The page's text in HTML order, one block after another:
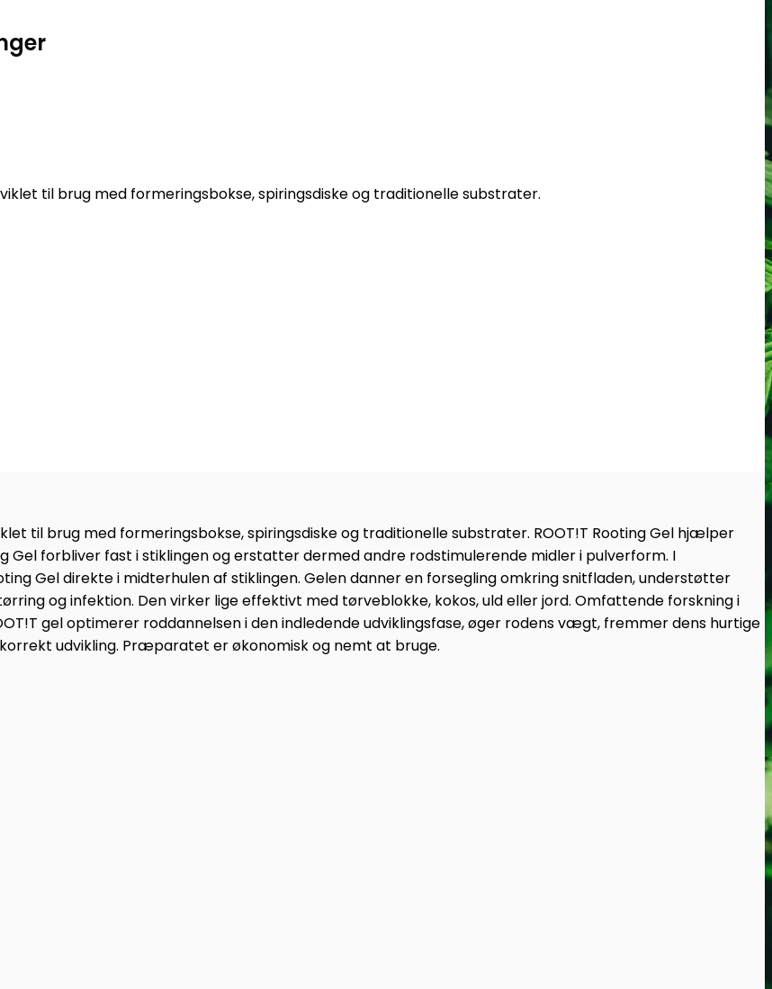
til brug med formeringsbokse, spiringsdiske og traditionelle substrater.
til brug med formeringsbokse, spiringsdiske og traditionelle substrater. ROOT!T Rooting Gel hjælper
Gel forbliver fast i stiklingen og erstatter dermed andre rodstimulerende midler i pulverform. I
Gel direkte i midterhulen af stiklingen. Gelen danner en forsegling omkring snitfladen, understøtter
og infektion. Den virker lige effektivt med tørveblokke, kokos, uld eller jord. Omfattende forskning i
gel optimerer roddannelsen i den indledende udviklingsfase, øger rodens vægt, fremmer dens hurtige
udvikling. Præparatet er økonomisk og nemt at bruge.